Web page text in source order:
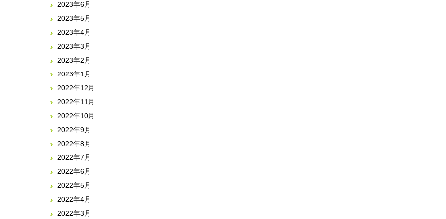
2023年6月
2023年5月
2023年4月
2023年3月
2023年2月
2023年1月
2022年12月
2022年11月
2022年10月
2022年9月
2022年8月
2022年7月
2022年6月
2022年5月
2022年4月
2022年3月